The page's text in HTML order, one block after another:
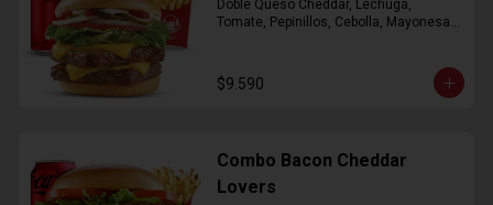
Doble Queso Cheddar, Lechuga,
Tomate, Pepinillos, Cebolla, Mayonesa y
$9.590
Combo Bacon Cheddar
Lovers